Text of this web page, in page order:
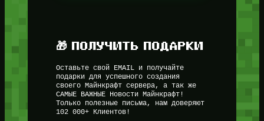
🎁 ПОЛУЧИТЬ ПОДАРКИ
Оставьте свой EMAIL и получайте
подарки для успешного создания
своего Майнкрафт сервера, а так же
САМЫЕ ВАЖНЫЕ Новости Майнкрафт!
Только полезные письма, нам доверяют
102 000+ Клиентов!